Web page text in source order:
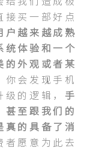
接买一部好点
户越来越成熟
统体验和一个
的外观或者某
你会发现手机
的逻辑， 手
甚至跟我们的
真的具备了消
者愿意为此去